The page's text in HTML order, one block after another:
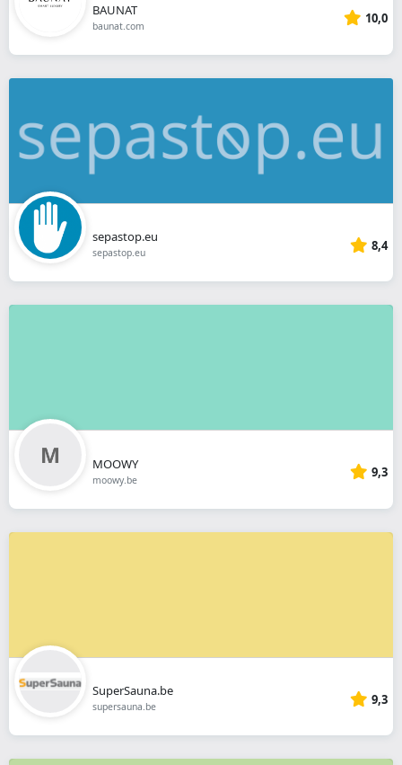
BAUNAT
baunat.com 10,0
sepastop.eu
sepastop.eu 8,4
MOOWY
moowy.be 9,3
SuperSauna.be
supersauna.be 9,3